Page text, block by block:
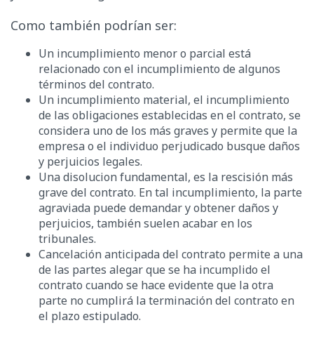
Como también podrían ser:
Un incumplimiento menor o parcial está
relacionado con el incumplimiento de algunos
términos del contrato.
Un incumplimiento material, el incumplimiento
de las obligaciones establecidas en el contrato, se
considera uno de los más graves y permite que la
empresa o el individuo perjudicado busque daños
y perjuicios legales.
Una disolucion fundamental, es la rescisión más
grave del contrato. En tal incumplimiento, la parte
agraviada puede demandar y obtener daños y
perjuicios, también suelen acabar en los
tribunales.
Cancelación anticipada del contrato permite a una
de las partes alegar que se ha incumplido el
contrato cuando se hace evidente que la otra
parte no cumplirá la terminación del contrato en
el plazo estipulado.